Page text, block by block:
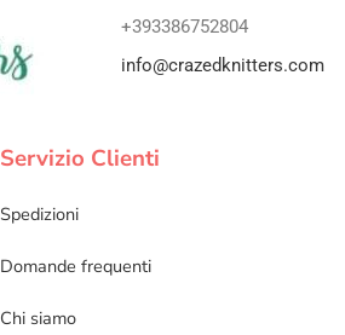
+393386752804
info@crazedknitters.com
Servizio Clienti
Spedizioni
Domande frequenti
Chi siamo